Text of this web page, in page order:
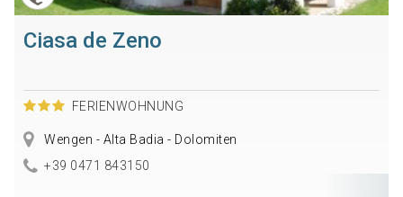
Ciasa de Zeno
FERIENWOHNUNG
Wengen - Alta Badia - Dolomiten
+39 0471 843150